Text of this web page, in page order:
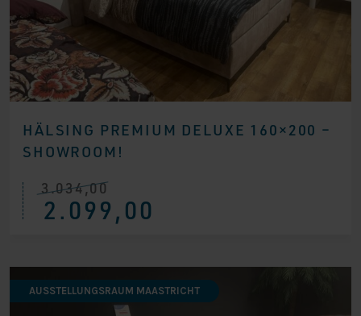
HÄLSING PREMIUM DELUXE 160×200 –
SHOWROOM!
3.034,00
Ursprünglicher
Preis
war:
2.099,00
Aktueller
Preis
ist:
AUSSTELLUNGSRAUM MAASTRICHT